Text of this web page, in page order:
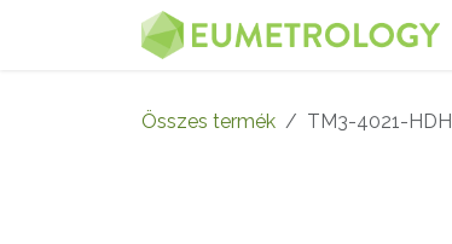
Kihagyás és továbblépés a tartalomhoz
Összes termék TM3-4021-HDH